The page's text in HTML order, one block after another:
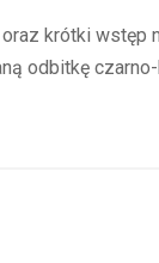
krótki wstęp
odbitkę